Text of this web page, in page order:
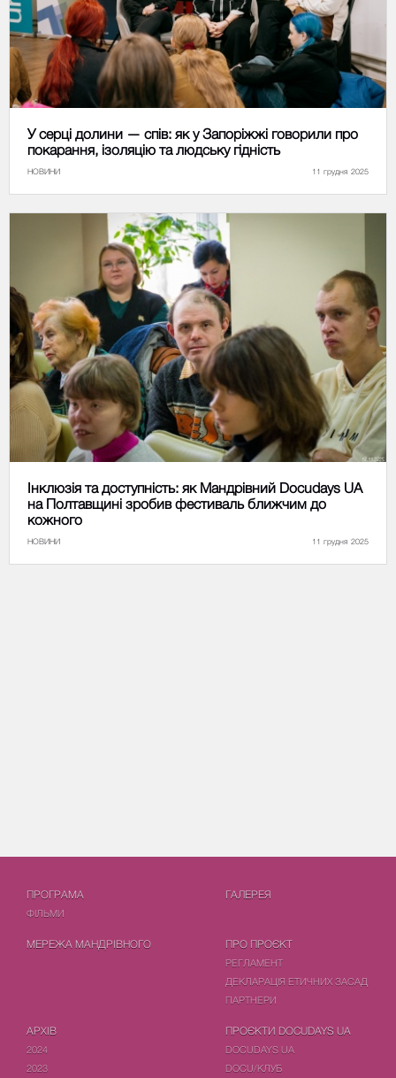
У серці долини — спів: як у Запоріжжі говорили про
покарання, ізоляцію та людську гідність
НОВИНИ 11 грудня 2025
Інклюзія та доступність: як Мандрівний Docudays UA
на Полтавщині зробив фестиваль ближчим до
кожного
НОВИНИ 11 грудня 2025
ПРОГРАМА
ФIЛЬМИ
ГАЛЕРЕЯ
МЕРЕЖА МАНДРІВНОГО ПРО ПРОЄКТ
РЕГЛАМЕНТ
ДЕКЛАРАЦІЯ ЕТИЧНИХ ЗАСАД
ПАРТНЕРИ
АРХІВ
2024
2023
ПРОЄКТИ DOCUDAYS UA
DOCUDAYS UA
DOCU/КЛУБ